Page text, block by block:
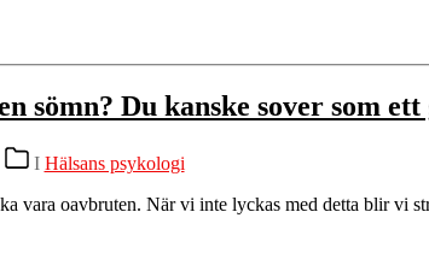
sömn? Du kanske sover som ett
Kategorier
I Hälsans psykologi
oavbruten. När vi inte lyckas med detta blir vi